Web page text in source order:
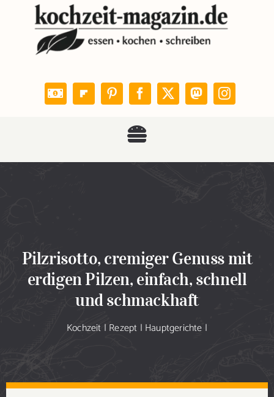
springen
Toggle
Sammlung
Speiseplan
Pilzrisotto, cremiger Genuss mit
erdigen Pilzen, einfach, schnell
und schmackhaft
Kochzeit | Rezept | Hauptgerichte |